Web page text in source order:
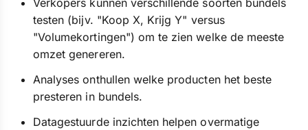
Verkopers kunnen verschillende soorten bundels
testen (bijv. "Koop X, Krijg Y" versus
"Volumekortingen") om te zien welke de meeste
omzet genereren.
Analyses onthullen welke producten het beste
presteren in bundels.
Datagestuurde inzichten helpen overmatige